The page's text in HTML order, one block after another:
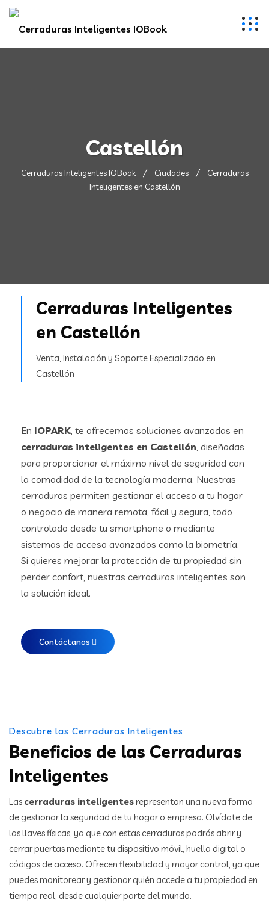
Castellón
Cerraduras Inteligentes IOBook Ciudades
Cerraduras
Inteligentes en Castellón
Cerraduras Inteligentes
en Castellón
Venta, Instalación y Soporte Especializado en
Castellón
En IOPARK, te ofrecemos soluciones avanzadas en
cerraduras inteligentes en Castellón, diseñadas
para proporcionar el máximo nivel de seguridad con
la comodidad de la tecnología moderna. Nuestras
cerraduras permiten gestionar el acceso a tu hogar
o negocio de manera remota, fácil y segura, todo
controlado desde tu smartphone o mediante
sistemas de acceso avanzados como la biometría.
Si quieres mejorar la protección de tu propiedad sin
perder confort, nuestras cerraduras inteligentes son
la solución ideal.
Contáctanos
Descubre las Cerraduras Inteligentes
Beneficios de las Cerraduras
Inteligentes
Las cerraduras inteligentesrepresentan una nueva forma
de gestionar la seguridad de tu hogar o empresa. Olvídate de
las llaves físicas, ya que con estas cerraduras podrás abrir y
cerrar puertas mediante tu dispositivo móvil, huella digital o
códigos de acceso. Ofrecen flexibilidad y mayor control, ya que
puedes monitorear y gestionar quién accede a tu propiedad en
tiempo real, desde cualquier parte del mundo.